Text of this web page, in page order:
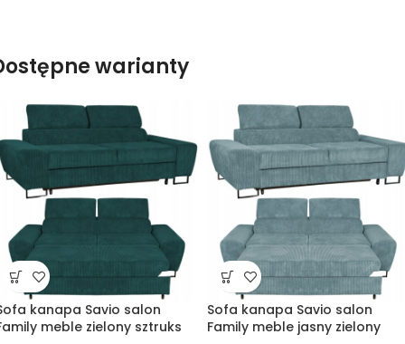
warianty
kanapa Savio salon
meble zielony sztruks
Sofa kanapa Savio salon
Family meble jasny zielony